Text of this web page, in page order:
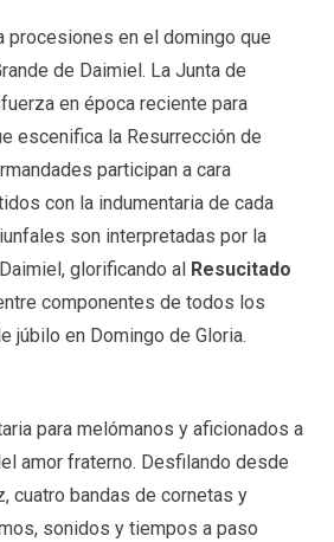
procesiones en el domingo que
de Daimiel. La Junta de
en época reciente para
escenifica la Resurrección de
participan a cara
con la indumentaria de cada
son interpretadas por la
glorificando al Resucitado
componentes de todos los
júbilo en Domingo de Gloria.
para melómanos y aficionados a
amor fraterno. Desfilando desde
cuatro bandas de cornetas y
sonidos y tiempos a paso